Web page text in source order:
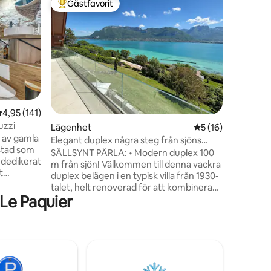
av 5 i genomsnittligt betyg, 141 omdömen
4,95 (141)
gamla
som
söker
Populär gästfavorit
Gästfavorit
Lägenhet 5 av 5 i
5 (16)
Elegant duplex några steg från sjöns
stränder
SÄLLSYNT PÄRLA: • Modern duplex 100
m från sjön! Välkommen till denna vackra
duplex belägen i en typisk villa från 1930-
talet, helt renoverad för att kombinera
periodisk charm och moderna
bekvämligheter. Denna villa ligger
denna duplex mitt i en karaktärsfull villa,
Paquier